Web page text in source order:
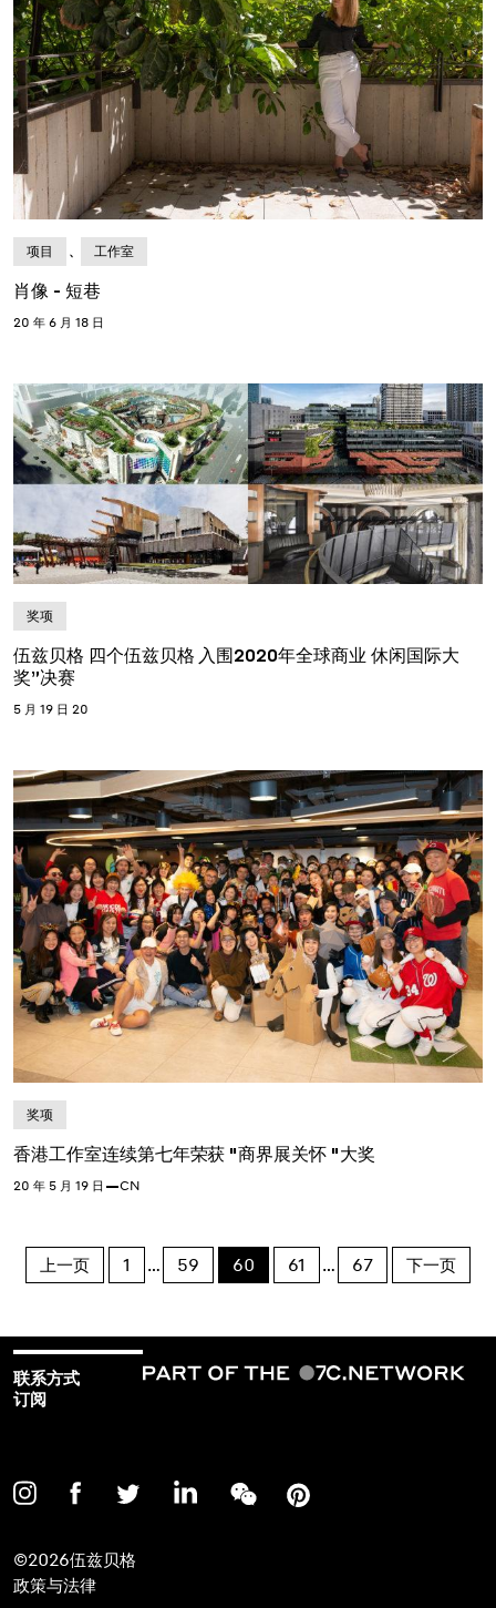
项目 、 工作室
肖像 - 短巷
20 年 6 月 18 日
奖项
伍兹贝格 四个伍兹贝格 入围2020年全球商业 休闲国际大
奖”决赛
5 月 19 日 20
奖项
香港工作室连续第七年荣获 "商界展关怀 "大奖
20 年 5 月 19 日 CN
帖
分
页
上一页 1 … 59 60 61 … 67 下一页
联系方式
订阅
©2026伍兹贝格
政策与法律